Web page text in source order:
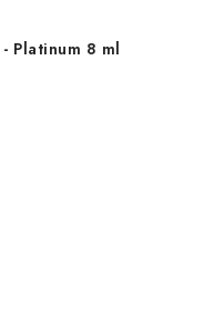
Platinum 8 ml